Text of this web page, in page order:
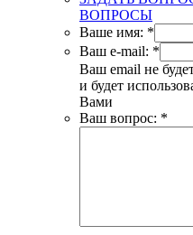
ВОПРОСЫ
Ваше имя: *
Ваш e-mail: *
Ваш email не
и будет
Вами
Ваш вопрос: *